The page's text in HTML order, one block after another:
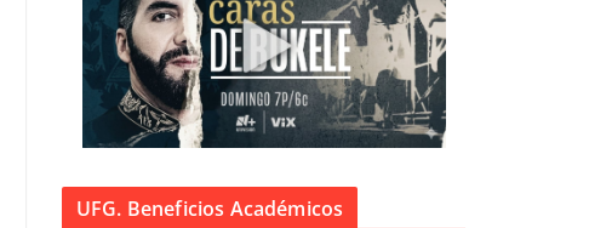
UFG. Beneficios Académicos